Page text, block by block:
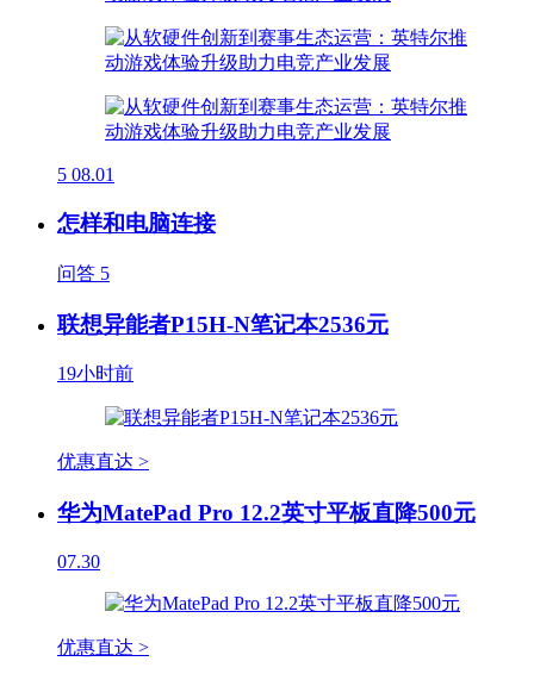
5 08.01
怎样和电脑连接
问答 5
联想异能者P15H-N笔记本2536元
19小时前
优惠直达 >
华为MatePad Pro 12.2英寸平板直降500元
07.30
优惠直达 >